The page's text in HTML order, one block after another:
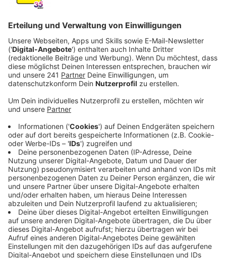
Anzeige
Joy’s Talent, die Ehrlichkeit, ihre kulturell komplexe
Lebensgeschichte und natürliche Schönheit machen
sie zu einer attraktiven und vielseitigen Künstlerin. Mit
dem neuen Album "Let Yourself Be Loved" macht sie
ein wahres Soul-Statement. Das "Motown" Album ist
zu gleichen Teilen Selbstbehauptung, Ahnenforschung
und Hommage an die großen Klassiker des Genres.
Anzeige
Ein musikalisches Stück, auf dem die 47-jährige
Denalane die Stränge ihres bisherigen Wirkens
zusammenführt. „Ich wollte ein ganz klassisches Soul-
Album machen“, sagt sie. „Stilistisch wollte ich mich in
der Phase von Ende der Sechzigerjahre bis ungefähr